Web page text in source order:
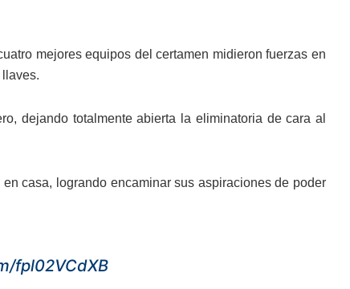
mejores equipos del certamen midieron fuerzas en
dejando totalmente abierta la eliminatoria de cara al
casa, logrando encaminar sus aspiraciones de poder
fpl02VCdXB